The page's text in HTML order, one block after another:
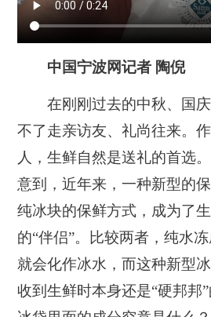
中国宁波网记者 陶倪
在刚刚过去的中秋、国庆
不了走亲访友、礼尚往来。
人，生鲜自然是送礼的首选
意到，近年来，一种新型的
纯冰块的保鲜方式，成为了
的“伴侣”。比较两者，纯水
就会化作冰水，而这种新型
收到生鲜时本身还是“硬邦邦